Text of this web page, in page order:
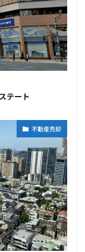
テート
不動産売却